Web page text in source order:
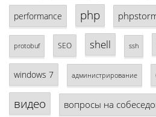
performance php
protobuf SEO shell ssh
windows 7 администрирование
видео вопросы на